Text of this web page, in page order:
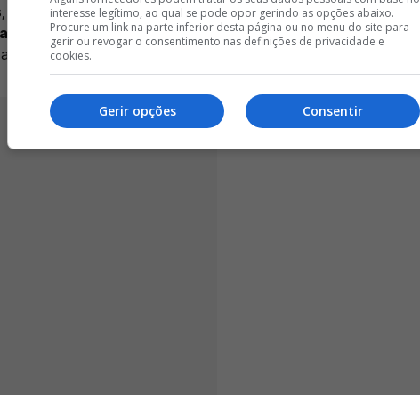
Roger Schmidt e José Mourinho. Através das redes sociais,
mensagem de despedida, na qual recordou os anos
todos aqueles com quem partilhou o percurso.
interesse legítimo, ao qual se pode opor gerindo as opções abaixo.
Procure um link na parte inferior desta página ou no menu do site para
gerir ou revogar o consentimento nas definições de privacidade e
cookies.
Consentir
Gerir opções